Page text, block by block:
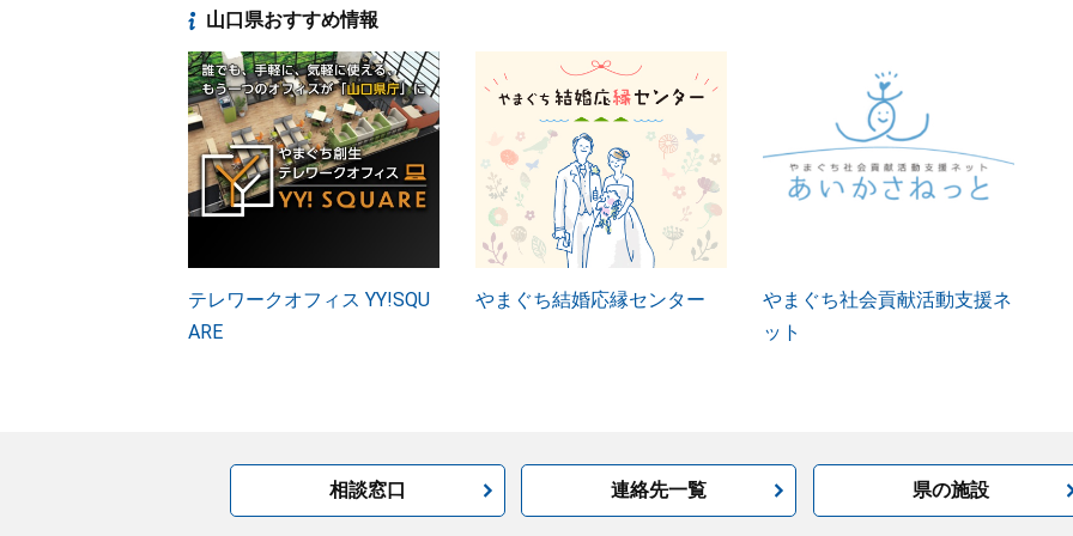
山口県おすすめ情報
テレワークオフィス YY!SQU
ARE
やまぐち結婚応縁センター
やまぐち社会貢献活動支援ネ
ット
相談窓口 連絡先一覧 県の施設